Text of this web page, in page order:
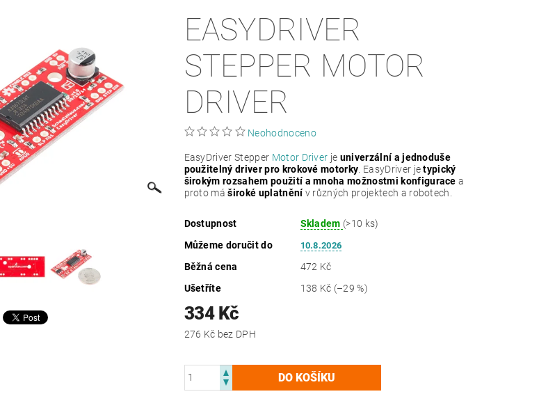
EASYDRIVER
STEPPER MOTOR
DRIVER
Neohodnoceno
EasyDriver Stepper Motor Driver je univerzální a jednoduše
použitelný driver pro krokové motorky . EasyDriver jetypický
širokým rozsahem použití a mnoha možnostmi konfigurace a
proto máširoké uplatněnív různých projektech a robotech.
Dostupnost Skladem (>10 ks)
Můžeme doručit do
10.8.2026
Běžná cena
472 Kč
Ušetříte
138 Kč (–29 %)
334 Kč
276 Kč bez DPH